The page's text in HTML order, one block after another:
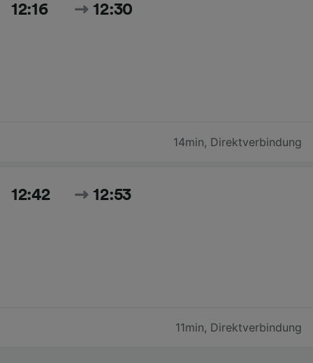
12:16 12:30
14min, Direktverbindung
12:42 12:53
11min, Direktverbindung